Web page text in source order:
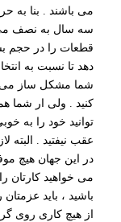
می باشند . بنا به
سه سال به نصف می
قطعات را در حجم
دهد تا نسبت به
شما مشکل ساز می
کنید . ولی ار شما
توانید خود را به
عقب نیفتید . البته
در این جهان هیچ
می خواهید کارتان
باشید ، باید
از هیچ کاری روی